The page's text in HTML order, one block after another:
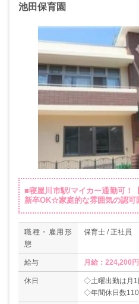
池田保育園
■寝屋川市駅/マイカー通勤可！
新卒OK☆家庭的な雰囲気の認可
職種・雇用形
態
保育士 / 正社員
給与 月給：224,200
休日
◇土曜出勤は月1
◇年間休日数110